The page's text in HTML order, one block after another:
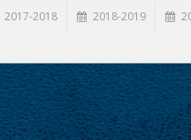
2017-2018 2018-2019